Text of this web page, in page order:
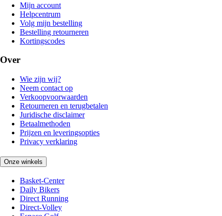
Mijn account
Helpcentrum
Volg mijn bestelling
Bestelling retourneren
Kortingscodes
Over
Wie zijn wij?
Neem contact op
Verkoopvoorwaarden
Retourneren en terugbetalen
Juridische disclaimer
Betaalmethoden
Prijzen en leveringsopties
Privacy verklaring
Onze winkels
Basket-Center
Daily Bikers
Direct Running
Direct-Volley